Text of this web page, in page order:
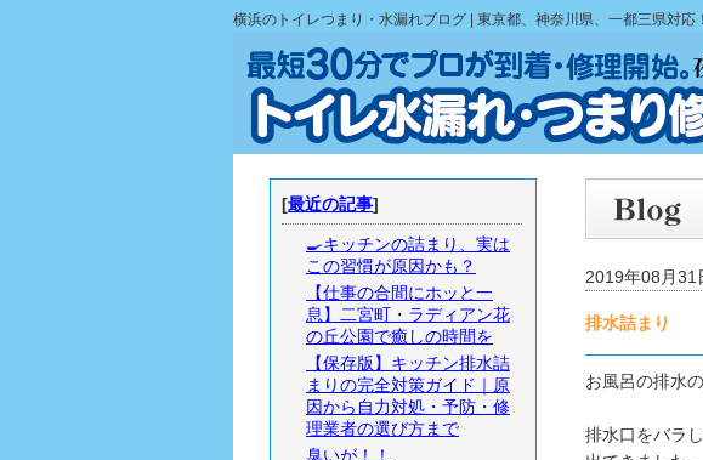
横浜のトイレつまり・水漏れブログ | 東京都、神奈川県、一都三県対応
2019年08月31
排水詰まり
お風呂の排水
排水口をバラ
[最近の記事]
🍳キッチンの詰まり、実は
この習慣が原因かも？
【仕事の合間にホッと一
息】二宮町・ラディアン花
の丘公園で癒しの時間を
【保存版】キッチン排水詰
まりの完全対策ガイド｜原
因から自力対処・予防・修
理業者の選び方まで
臭いが！！